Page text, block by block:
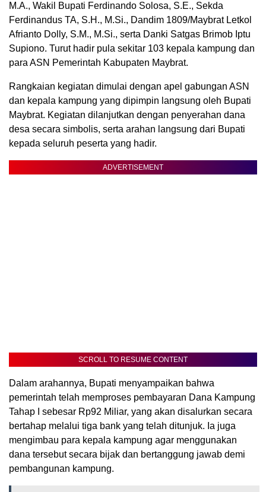
M.A., Wakil Bupati Ferdinando Solosa, S.E., Sekda
Ferdinandus TA, S.H., M.Si., Dandim 1809/Maybrat Letkol
Afrianto Dolly, S.M., M.Si., serta Danki Satgas Brimob Iptu
Supiono. Turut hadir pula sekitar 103 kepala kampung dan
para ASN Pemerintah Kabupaten Maybrat.
Rangkaian kegiatan dimulai dengan apel gabungan ASN
dan kepala kampung yang dipimpin langsung oleh Bupati
Maybrat. Kegiatan dilanjutkan dengan penyerahan dana
desa secara simbolis, serta arahan langsung dari Bupati
kepada seluruh peserta yang hadir.
ADVERTISEMENT
SCROLL TO RESUME CONTENT
Dalam arahannya, Bupati menyampaikan bahwa
pemerintah telah memproses pembayaran Dana Kampung
Tahap I sebesar Rp92 Miliar, yang akan disalurkan secara
bertahap melalui tiga bank yang telah ditunjuk. Ia juga
mengimbau para kepala kampung agar menggunakan
dana tersebut secara bijak dan bertanggung jawab demi
pembangunan kampung.